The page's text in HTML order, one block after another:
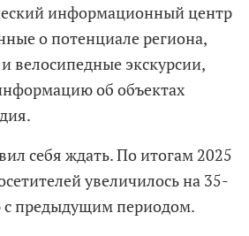
информационный центр
о потенциале региона,
велосипедные экскурсии,
об объектах
себя ждать. По итогам 2025
увеличилось на 35-
с предыдущим периодом.